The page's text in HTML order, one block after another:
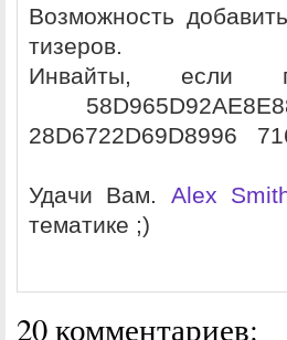
Возможность
тизеров.
Инвайты, если
28D6722D69D8996
Удачи Вам. Alex
тематике ;)
20 комментариев: